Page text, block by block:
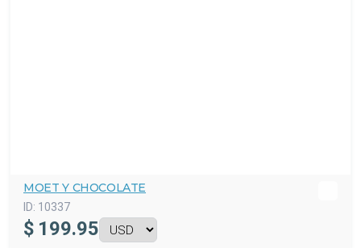
MOET Y CHOCOLATE
ID: 10337
$ 199.95